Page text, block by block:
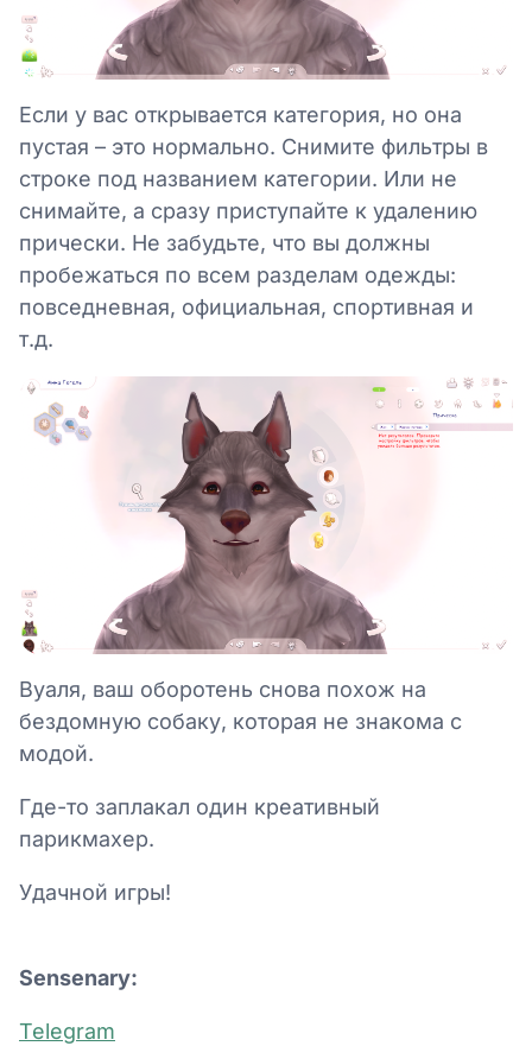
Если у вас открывается категория, но она
пустая – это нормально. Снимите фильтры в
строке под названием категории. Или не
снимайте, а сразу приступайте к удалению
прически. Не забудьте, что вы должны
пробежаться по всем разделам одежды:
повседневная, официальная, спортивная и
т.д.
Вуаля, ваш оборотень снова похож на
бездомную собаку, которая не знакома с
модой.
Где-то заплакал один креативный
парикмахер.
Удачной игры!
Sensenary:
Telegram